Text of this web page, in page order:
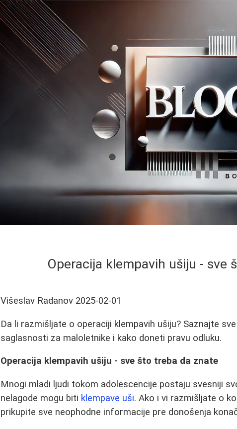
Operacija klempavih ušiju - sve
Višeslav Radanov 2025-02-01
Da li razmišljate o operaciji klempavih ušiju? Saznajte
saglasnosti za maloletnike i kako doneti pravu odluku.
Operacija klempavih ušiju - sve što treba da znate
Mnogi mladi ljudi tokom adolescencije postaju svesniji
nelagode mogu biti klempave uši. Ako i vi razmišljate o
prikupite sve neophodne informacije pre donošenja